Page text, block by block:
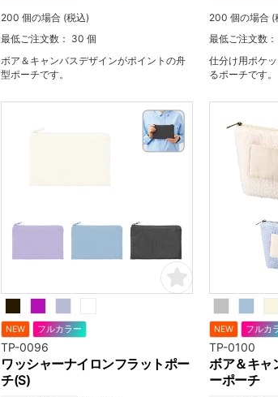
200 個の場合 (税込)
最低ご注文数： 30 個
ボア＆キャンバスデザインがポイントの舟
型ポーチです。
200 個の場合 (
最低ご注文数
仕分け用ポケ
るポーチです。
NEW フルカラー
TP-0096
ワッシャーナイロンフラットポー
チ(S)
NEW フルカ
TP-0100
ボア＆キャ
ーポーチ